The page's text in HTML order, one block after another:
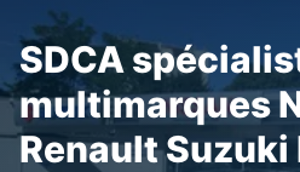
SDCA
multimarques
Renault Suzuki